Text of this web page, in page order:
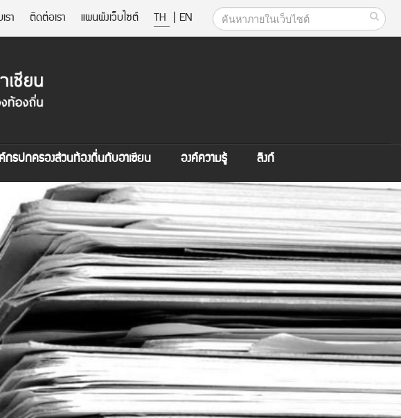
รา ติดต่อเรา แผนผังเว็บไซต์ TH | EN
กรปกครองส่วนท้องถิ่นกับอาเซียน องค์ความรู้ ลิงก์